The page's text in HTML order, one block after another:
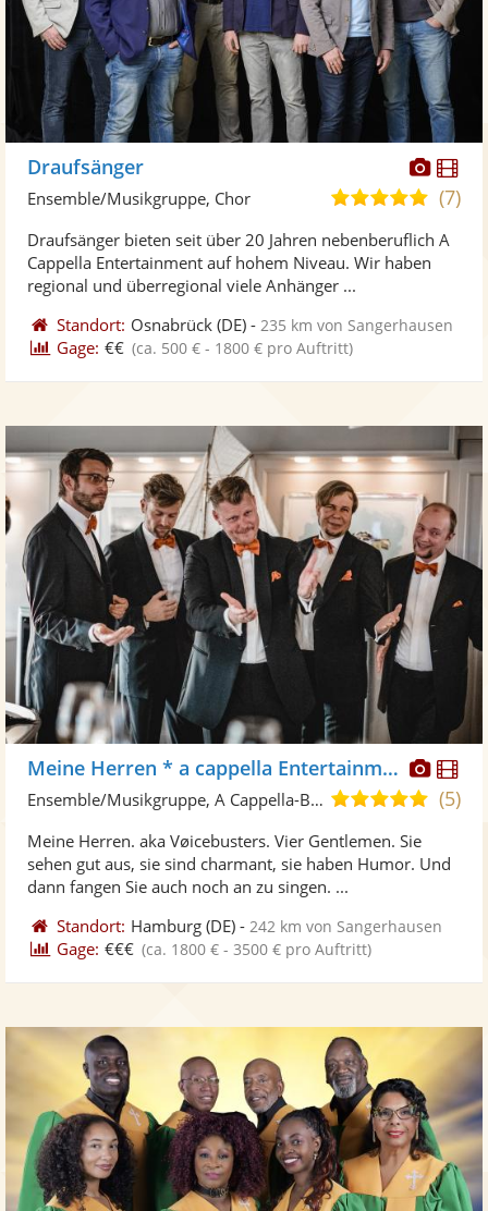
Fotos
Draufsänger
5,0
5
(7)
Ensemble/Musikgruppe, Chor
Draufsänger bieten seit über 20 Jahren nebenberuflich A
Cappella Entertainment auf hohem Niveau. Wir haben
regional und überregional viele Anhänger ...
Standort: Osnabrück (DE) - 235 km von Sangerhausen
Gage: €€ (ca. 500 € - 1800 € pro Auftritt)
Meine Herren * a cappella Entertainment
5,0(5)
Ensemble/Musikgruppe, A Cappella-Band
Meine Herren. aka Vøicebusters. Vier Gentlemen. Sie
sehen gut aus, sie sind charmant, sie haben Humor. Und
dann fangen Sie auch noch an zu singen. ...
Standort: Hamburg (DE) - 242 km von Sangerhausen
Gage: €€€ (ca. 1800 € - 3500 € pro Auftritt)